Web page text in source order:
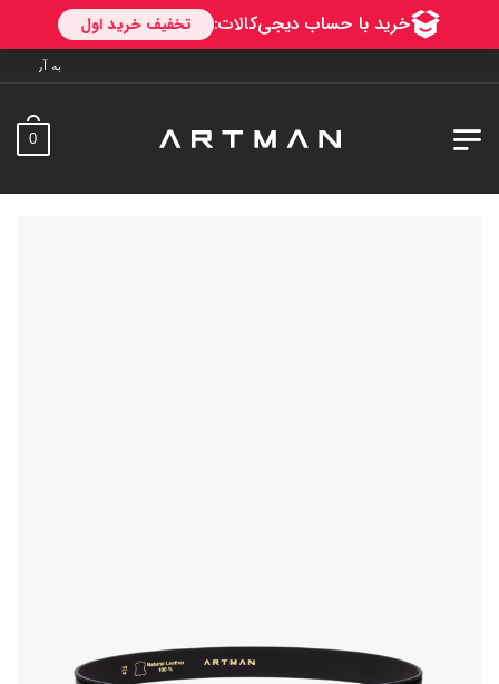
به آرتمن خوش آمدید. ارسال
0